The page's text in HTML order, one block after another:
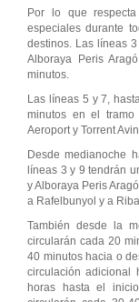
Por lo que
especiales durante
destinos. Las líneas
Alboraya Peris
minutos.
Las líneas 5 y 7,
minutos en el
Aeroport y Torrent
Desde medianoche
líneas 3 y 9 tendrán
y Alboraya Peris
a Rafelbunyol y a
También desde la
circularán cada 20
40 minutos hacia o
circulación adicional
horas hasta el